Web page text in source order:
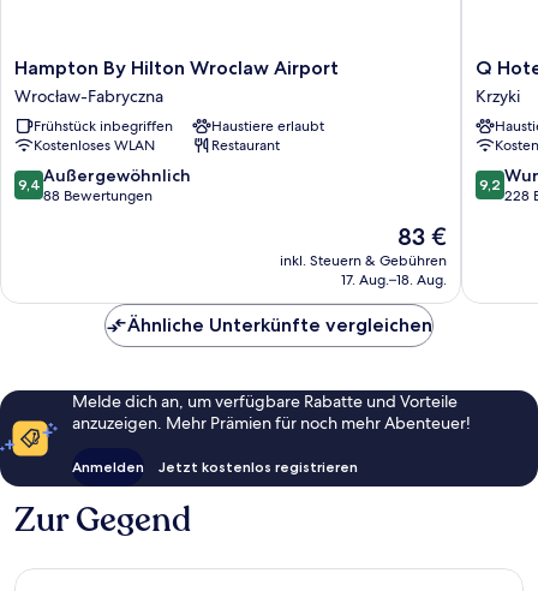
Hampton
By
Hilton
Wroclaw
Airport
Wrocław-
Fabryczna
Hampton By Hilton Wroclaw Airport
Wrocław-Fabryczna
Frühstück inbegriffen
Haustiere erlaubt
Kostenloses WLAN
Restaurant
9.4
von
9,4 Außergewöhnlich
88 Bewertungen
Der
Preis
beträgt
83 €
inkl. Steuern & Gebühren
17. Aug.–18. Aug.
Q
Hotel
Plus
Krzyki
Q
Krzyki
9.2
von
9,2
228
Ähnliche Unterkünfte vergleichen
Melde dich an, um verfügbare Rabatte und Vorteile
anzuzeigen. Mehr Prämien für noch mehr Abenteuer!
Anmelden Jetzt kostenlos registrieren
Zur Gegend